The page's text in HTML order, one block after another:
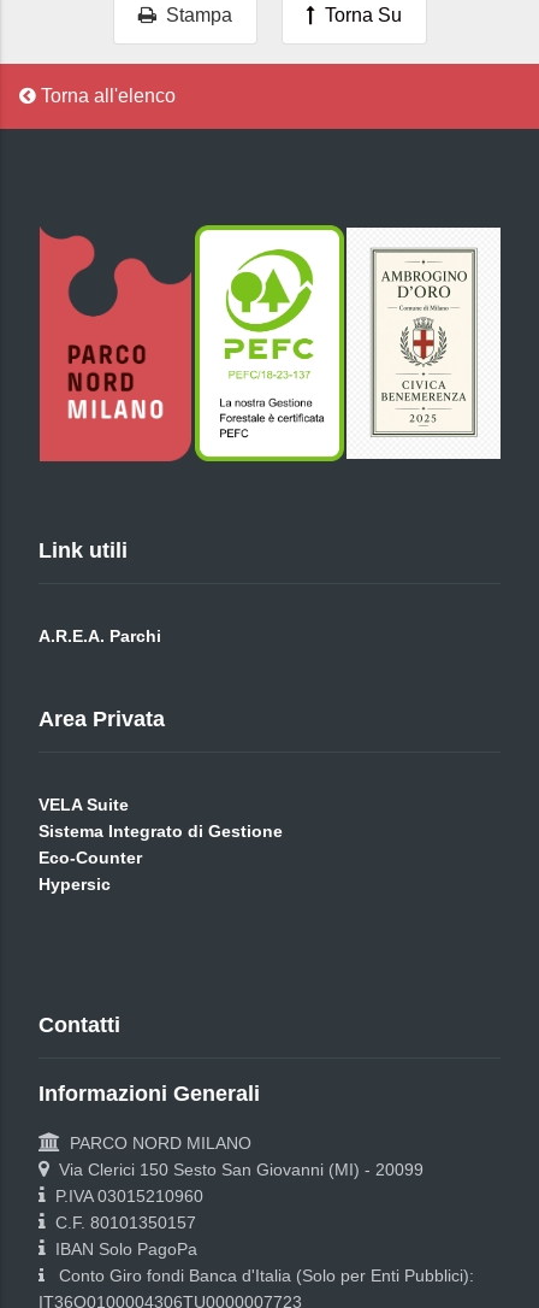
Stampa Torna Su
Torna all'elenco
Link utili
A.R.E.A. Parchi
Area Privata
VELA Suite
Sistema Integrato di Gestione
Eco-Counter
Hypersic
Contatti
Informazioni Generali
PARCO NORD MILANO
Via Clerici 150 Sesto San Giovanni (MI) - 20099
P.IVA 03015210960
C.F. 80101350157
IBAN Solo PagoPa
Conto Giro fondi Banca d'Italia (Solo per Enti Pubblici):
IT36O0100004306TU0000007723